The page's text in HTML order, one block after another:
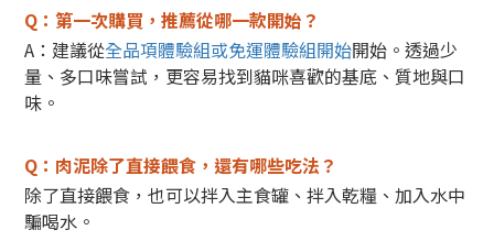
Q：第一次購買，推薦從哪一款開始？
A：建議從全品項體驗組或免運體驗組開始開始。 透過少
量、多口味嘗試，更容易找到貓咪喜歡的基底、質地與口
味。
Q：肉泥除了直接餵食，還有哪些吃法？
除了直接餵食，也可以拌入主食罐、拌入乾糧、加入水中
騙喝水。